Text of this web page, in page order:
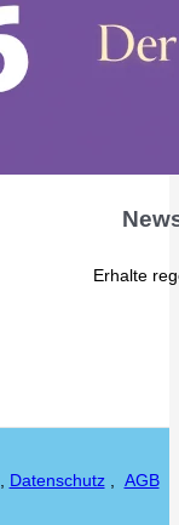
Erhalte
, Datenschutz, AGB